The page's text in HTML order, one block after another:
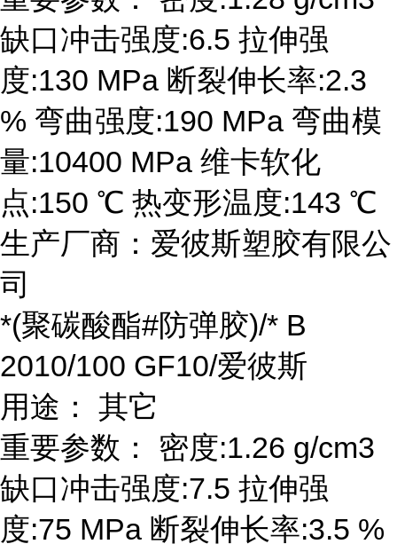
缺口冲击强度:6.5 拉伸强
度:130 MPa 断裂伸长率:2.3
% 弯曲强度:190 MPa 弯曲模
量:10400 MPa 维卡软化
点:150 ℃ 热变形温度:143 ℃
生产厂商：爱彼斯塑胶有限公
司
*(聚碳酸酯#防弹胶)/* B
2010/100 GF10/爱彼斯
用途： 其它
重要参数： 密度:1.26 g/cm3
缺口冲击强度:7.5 拉伸强
度:75 MPa 断裂伸长率:3.5 %